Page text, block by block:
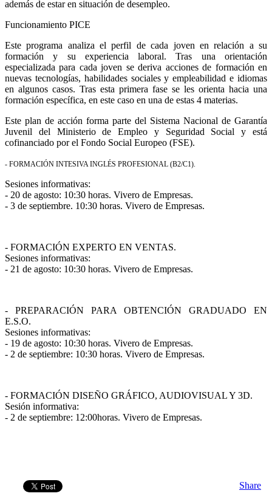
además de estar en situación de desempleo.
Funcionamiento PICE
Este programa analiza el perfil de cada joven en relación a su
formación y su experiencia laboral. Tras una orientación
especializada para cada joven se deriva acciones de formación en
nuevas tecnologías, habilidades sociales y empleabilidad e idiomas
en algunos casos. Tras esta primera fase se les orienta hacia una
formación específica, en este caso en una de estas 4 materias.
Este plan de acción forma parte del Sistema Nacional de Garantía
Juvenil del Ministerio de Empleo y Seguridad Social y está
cofinanciado por el Fondo Social Europeo (FSE).
- FORMACIÓN INTESIVA INGLÉS PROFESIONAL (B2/C1).
Sesiones informativas:
- 20 de agosto: 10:30 horas. Vivero de Empresas.
- 3 de septiembre. 10:30 horas. Vivero de Empresas.
- FORMACIÓN EXPERTO EN VENTAS.
Sesiones informativas:
- 21 de agosto: 10:30 horas. Vivero de Empresas.
- PREPARACIÓN PARA OBTENCIÓN GRADUADO EN
E.S.O.
Sesiones informativas:
- 19 de agosto: 10:30 horas. Vivero de Empresas.
- 2 de septiembre: 10:30 horas. Vivero de Empresas.
- FORMACIÓN DISEÑO GRÁFICO, AUDIOVISUAL Y 3D.
Sesión informativa:
- 2 de septiembre: 12:00horas. Vivero de Empresas.
Share